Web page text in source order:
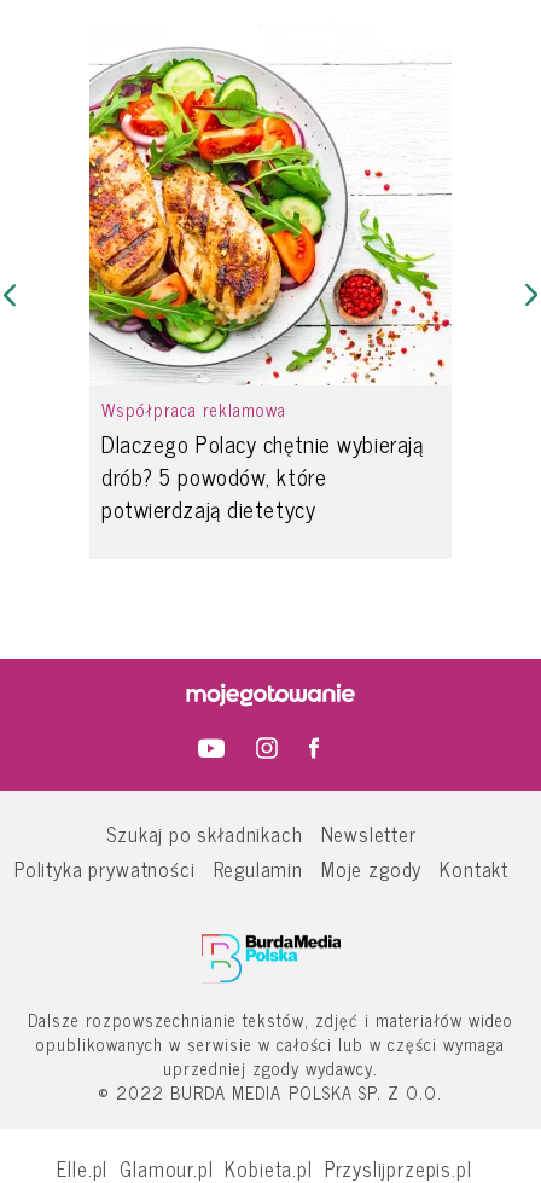
Współpraca reklamowa
Dlaczego Polacy chętnie wybierają
drób? 5 powodów, które
potwierdzają dietetycy
Szukaj po składnikach
Newsletter
Polityka prywatności
Regulamin Moje zgody Kontakt
Dalsze rozpowszechnianie tekstów, zdjęć i materiałów wideo
opublikowanych w serwisie w całości lub w części wymaga
uprzedniej zgody wydawcy.
© 2022 BURDA MEDIA POLSKA SP. Z O.O.
Elle.pl Glamour.pl Kobieta.pl Przyslijprzepis.pl